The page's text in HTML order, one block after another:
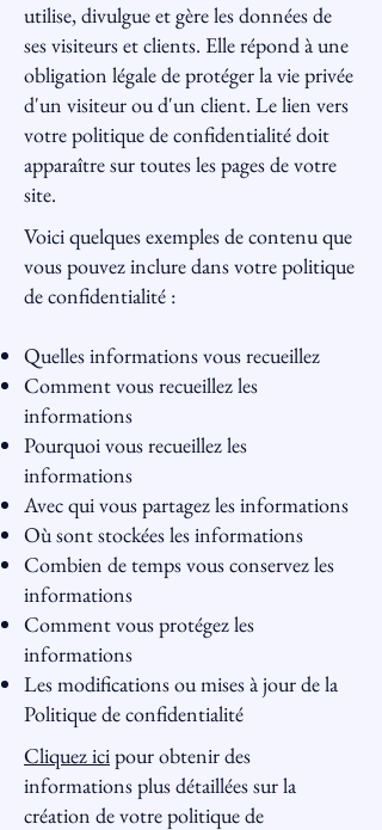
utilise, divulgue et gère les données de
ses visiteurs et clients. Elle répond à une
obligation légale de protéger la vie privée
d'un visiteur ou d'un client. Le lien vers
votre politique de confidentialité doit
apparaître sur toutes les pages de votre
site.
Voici quelques exemples de contenu que
vous pouvez inclure dans votre politique
de confidentialité :
Quelles informations vous recueillez
Comment vous recueillez les
informations
Pourquoi vous recueillez les
informations
Avec qui vous partagez les informations
Où sont stockées les informations
Combien de temps vous conservez les
informations
Comment vous protégez les
informations
Les modifications ou mises à jour de la
Politique de confidentialité
Cliquez icipour obtenir des
informations plus détaillées sur la
création de votre politique de